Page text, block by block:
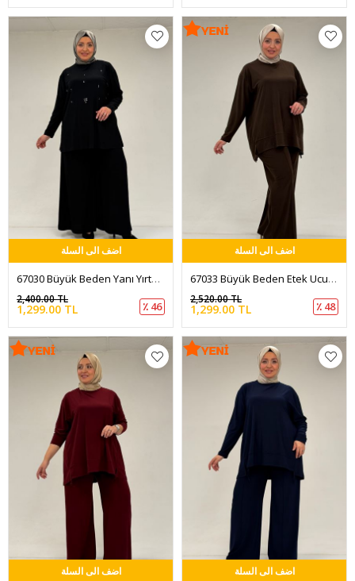
اضف الى السلة
67030 Büyük Beden Yanı Yırtmaçlı Sandy Pantolonlu Takım - Siyah
1,299.00 TL
2,400.00 TL
٪ 46
اضف الى السلة
67033 Büyük Beden Etek Ucu Parçalı Sandy Pantolonlu Takım - Kahve
1,299.00 TL
2,520.00 TL
٪ 48
اضف الى السلة اضف الى السلة